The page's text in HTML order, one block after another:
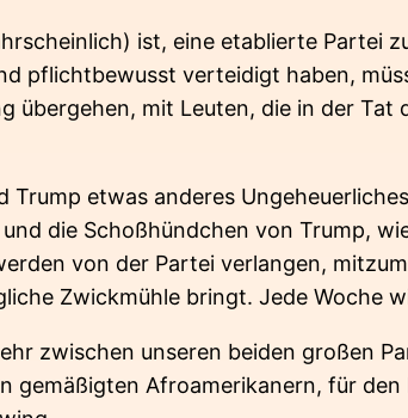
ist, eine etablierte Partei
pflichtbewusst verteidigt haben,
übergehen, mit Leuten, die in der
Trump etwas anderes
die Schoßhündchen von Trump,
von der Partei verlangen,
Zwickmühle bringt. Jede Woche
zwischen unseren beiden großen
gemäßigten Afroamerikanern, für